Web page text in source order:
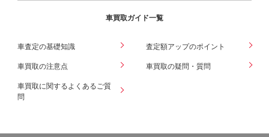
車買取ガイド一覧
車査定の基礎知識 査定額アップのポイント
車買取の注意点 車買取の疑問・質問
車買取に関するよくあるご質
問